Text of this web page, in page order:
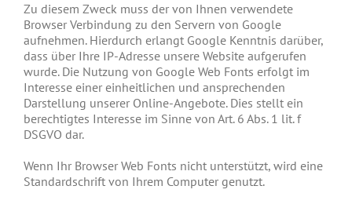
Zu diesem Zweck muss der von Ihnen verwendete
Browser Verbindung zu den Servern von Google
aufnehmen. Hierdurch erlangt Google Kenntnis darüber,
dass über Ihre IP-Adresse unsere Website aufgerufen
wurde. Die Nutzung von Google Web Fonts erfolgt im
Interesse einer einheitlichen und ansprechenden
Darstellung unserer Online-Angebote. Dies stellt ein
berechtigtes Interesse im Sinne von Art. 6 Abs. 1 lit. f
DSGVO dar.
Wenn Ihr Browser Web Fonts nicht unterstützt, wird eine
Standardschrift von Ihrem Computer genutzt.